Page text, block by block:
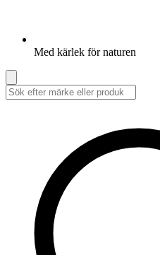
Med kärlek för naturen